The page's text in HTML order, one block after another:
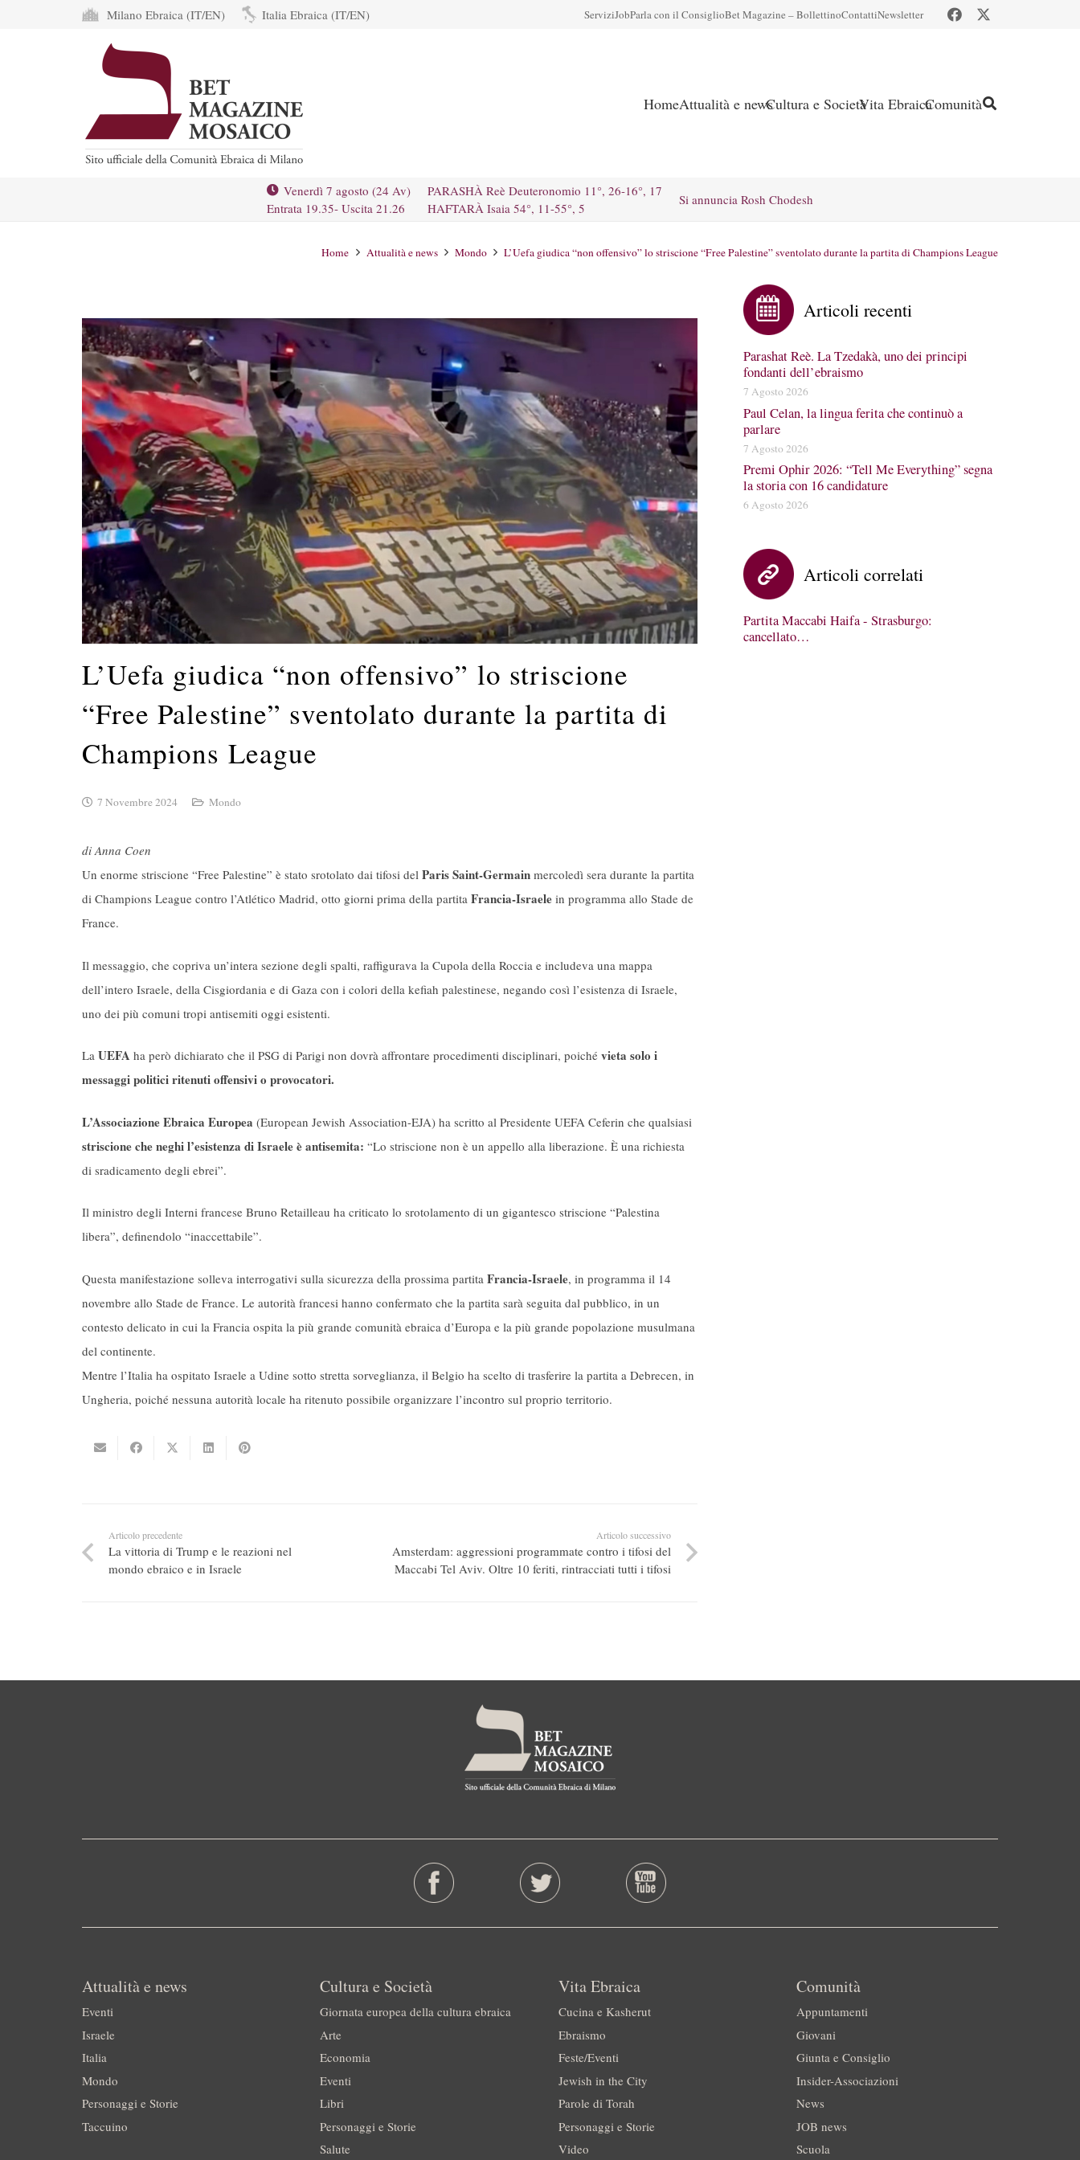
Milano Ebraica (IT/EN) Italia Ebraica (IT/EN) ServiziJobParla con il ConsiglioBet Magazine – BollettinoContattiNewsletter
HomeAttualità e newsCultura e SocietàVita EbraicaComunità
Venerdì 7 agosto (24 Av)
Entrata 19.35- Uscita 21.26
PARASHÀ Reè Deuteronomio 11°, 26-16°, 17
HAFTARÀ Isaia 54°, 11-55°, 5
Si annuncia Rosh Chodesh
Home Attualità e news Mondo L’Uefa giudica “non offensivo” lo striscione “Free Palestine” sventolato durante la partita di Champions League
L’Uefa giudica “non offensivo” lo striscione
“Free Palestine” sventolato durante la partita di
Champions League
7 Novembre 2024 Mondo
di Anna Coen
Un enorme striscione “Free Palestine” è stato srotolato dai tifosi del Paris Saint-Germain mercoledì sera durante la partita
di Champions League contro l’Atlético Madrid, otto giorni prima della partita Francia-Israele in programma allo Stade de
France.
Il messaggio, che copriva un’intera sezione degli spalti, raffigurava la Cupola della Roccia e includeva una mappa
dell’intero Israele, della Cisgiordania e di Gaza con i colori della kefiah palestinese, negando così l’esistenza di Israele,
uno dei più comuni tropi antisemiti oggi esistenti.
La UEFA ha però dichiarato che il PSG di Parigi non dovrà affrontare procedimenti disciplinari, poiché vieta solo i
messaggi politici ritenuti offensivi o provocatori.
L’Associazione Ebraica Europea (European Jewish Association-EJA) ha scritto al Presidente UEFA Ceferin che qualsiasi
striscione che neghi l’esistenza di Israele è antisemita: “Lo striscione non è un appello alla liberazione. È una richiesta
di sradicamento degli ebrei”.
Il ministro degli Interni francese Bruno Retailleau ha criticato lo srotolamento di un gigantesco striscione “Palestina
libera”, definendolo “inaccettabile”.
Questa manifestazione solleva interrogativi sulla sicurezza della prossima partita Francia-Israele, in programma il 14
novembre allo Stade de France. Le autorità francesi hanno confermato che la partita sarà seguita dal pubblico, in un
contesto delicato in cui la Francia ospita la più grande comunità ebraica d’Europa e la più grande popolazione musulmana
del continente.
Mentre l’Italia ha ospitato Israele a Udine sotto stretta sorveglianza, il Belgio ha scelto di trasferire la partita a Debrecen, in
Ungheria, poiché nessuna autorità locale ha ritenuto possibile organizzare l’incontro sul proprio territorio.
Articolo precedente
La vittoria di Trump e le reazioni nel
mondo ebraico e in Israele
Articolo successivo
Amsterdam: aggressioni programmate contro i tifosi del
Maccabi Tel Aviv. Oltre 10 feriti, rintracciati tutti i tifosi
Articoli recenti
Parashat Reè. La Tzedakà, uno dei principi
fondanti dell’ebraismo
7 Agosto 2026
Paul Celan, la lingua ferita che continuò a
parlare
7 Agosto 2026
Premi Ophir 2026: “Tell Me Everything” segna
la storia con 16 candidature
6 Agosto 2026
Articoli correlati
Partita Maccabi Haifa - Strasburgo:
cancellato…
Attualità e news
Eventi
Israele
Italia
Mondo
Personaggi e Storie
Taccuino
Cultura e Società
Giornata europea della cultura ebraica
Arte
Economia
Eventi
Libri
Personaggi e Storie
Salute
Vita Ebraica
Cucina e Kasherut
Ebraismo
Feste/Eventi
Jewish in the City
Parole di Torah
Personaggi e Storie
Video
Comunità
Appuntamenti
Giovani
Giunta e Consiglio
Insider-Associazioni
News
JOB news
Scuola